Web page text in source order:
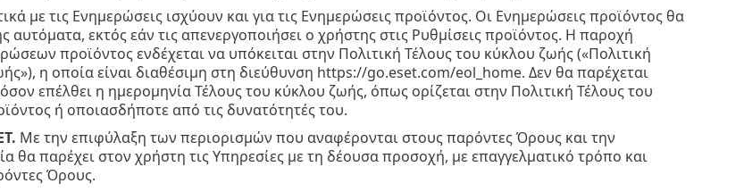
με τις Ενημερώσεις ισχύουν και για τις Ενημερώσεις προϊόντος. Οι Ενημερώσεις προϊόντος θα
αυτόματα, εκτός εάν τις απενεργοποιήσει ο χρήστης στις Ρυθμίσεις προϊόντος. Η παροχή
προϊόντος ενδέχεται να υπόκειται στην Πολιτική Τέλους του κύκλου ζωής («Πολιτική
η οποία είναι διαθέσιμη στη διεύθυνση https://go.eset.com/eol_home. Δεν θα παρέχεται
επέλθει η ημερομηνία Τέλους του κύκλου ζωής, όπως ορίζεται στην Πολιτική Τέλους του
ή οποιασδήποτε από τις δυνατότητές του.
Με την επιφύλαξη των περιορισμών που αναφέρονται στους παρόντες Όρους και την
θα παρέχει στον χρήστη τις Υπηρεσίες με τη δέουσα προσοχή, με επαγγελματικό τρόπο και
Όρους.